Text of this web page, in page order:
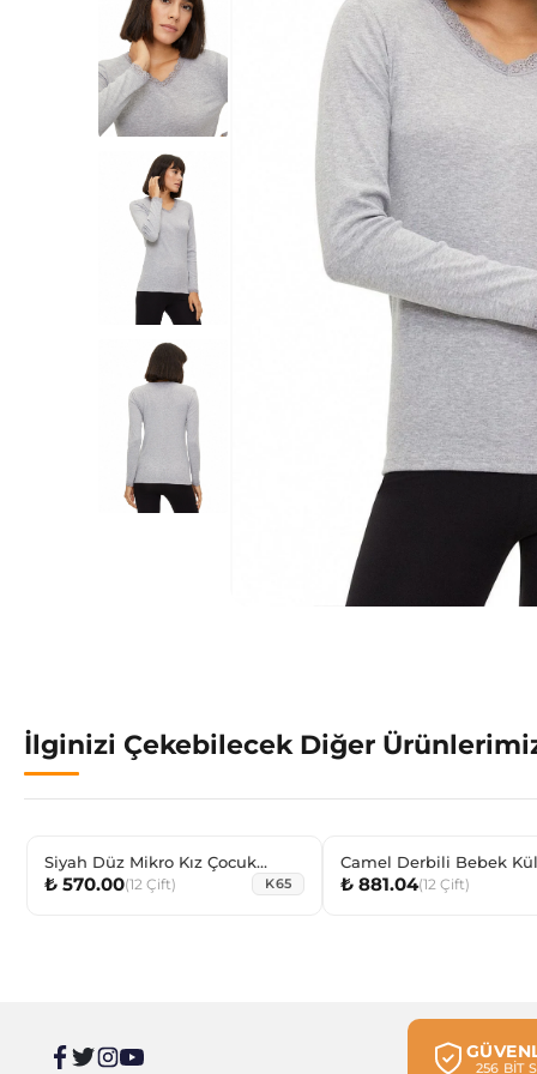
İlginizi Çekebilecek Diğer
Siyah Düz Mikro Kız Çocuk
Külotlu Çorap
₺ 570.00(12 Çift) K65
Camel Derbili Bebek
₺ 881.04(12 Çift)
256 BİT